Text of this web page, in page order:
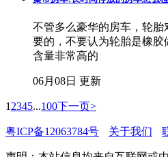
不管多么豪华的房车，轮
要的，不要认为轮胎是橡
含量非常高的
06月08日 更新
1 2345...100下一页>
粤ICP备12063784号 关于我们